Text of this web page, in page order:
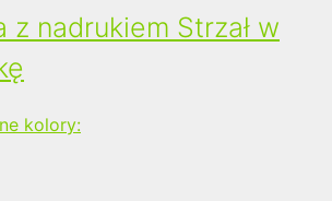
z nadrukiem Strzał w
kolory: